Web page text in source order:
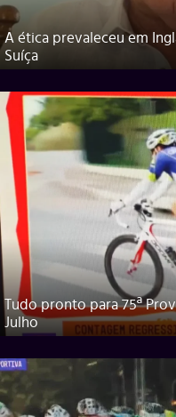
A ética prevaleceu em
Suíça
Tudo pronto para 75ª
Julho